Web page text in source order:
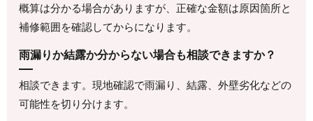
概算は分かる場合がありますが、正確な金額は原因箇所と
補修範囲を確認してからになります。
雨漏りか結露か分からない場合も相談できますか？
相談できます。現地確認で雨漏り、結露、外壁劣化などの
可能性を切り分けます。